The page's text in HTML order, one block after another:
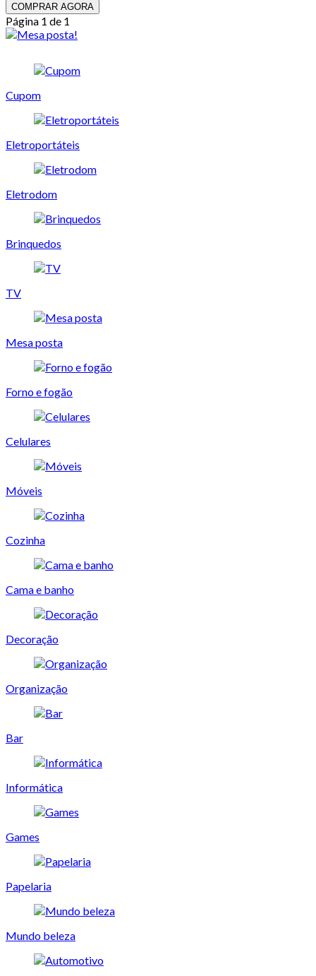
COMPRAR AGORA
Página 1 de 1
Cupom
Eletroportáteis
Eletrodom
Brinquedos
TV
Mesa posta
Forno e fogão
Celulares
Móveis
Cozinha
Cama e banho
Decoração
Organização
Bar
Informática
Games
Papelaria
Mundo beleza